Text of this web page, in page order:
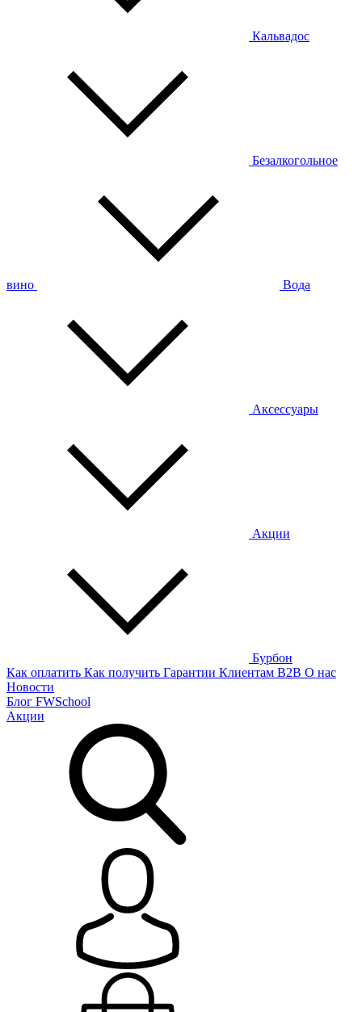
Кальвадос
Безалкогольное
вино Вода
Аксессуары
Акции
Бурбон
Как оплатить Как получить Гарантии Клиентам B2B О нас
Новости
Блог FWSchool
Акции